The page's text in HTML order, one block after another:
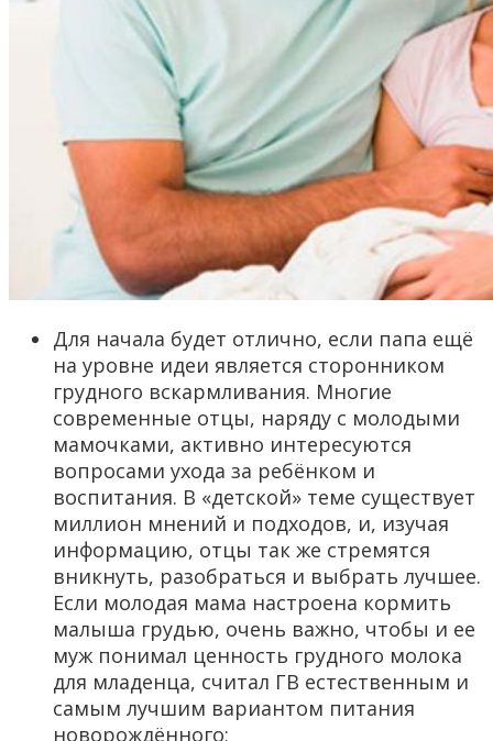
Для начала будет отлично, если папа ещё
на уровне идеи является сторонником
грудного вскармливания. Многие
современные отцы, наряду с молодыми
мамочками, активно интересуются
вопросами ухода за ребёнком и
воспитания. В «детской» теме существует
миллион мнений и подходов, и, изучая
информацию, отцы так же стремятся
вникнуть, разобраться и выбрать лучшее.
Если молодая мама настроена кормить
малыша грудью, очень важно, чтобы и ее
муж понимал ценность грудного молока
для младенца, считал ГВ естественным и
самым лучшим вариантом питания
новорождённого;